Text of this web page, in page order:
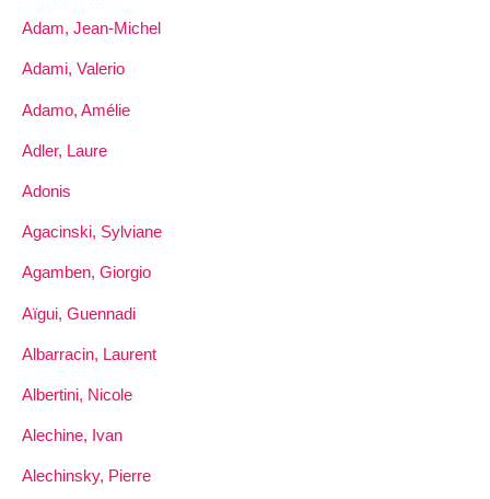
Adam, Jean-Michel
Adami, Valerio
Adamo, Amélie
Adler, Laure
Adonis
Agacinski, Sylviane
Agamben, Giorgio
Aïgui, Guennadi
Albarracin, Laurent
Albertini, Nicole
Alechine, Ivan
Alechinsky, Pierre